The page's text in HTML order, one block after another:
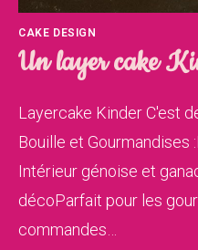
CAKE DESIGN
Un layer cake
Layercake Kinder C'est
Bouille et Gourmandises
Intérieur génoise et
décoParfait pour les
commandes…